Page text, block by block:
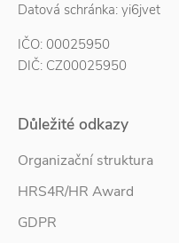
Datová schránka: yi6jvet
IČO: 00025950
DIČ: CZ00025950
Důležité odkazy
Organizační struktura
HRS4R/HR Award
GDPR